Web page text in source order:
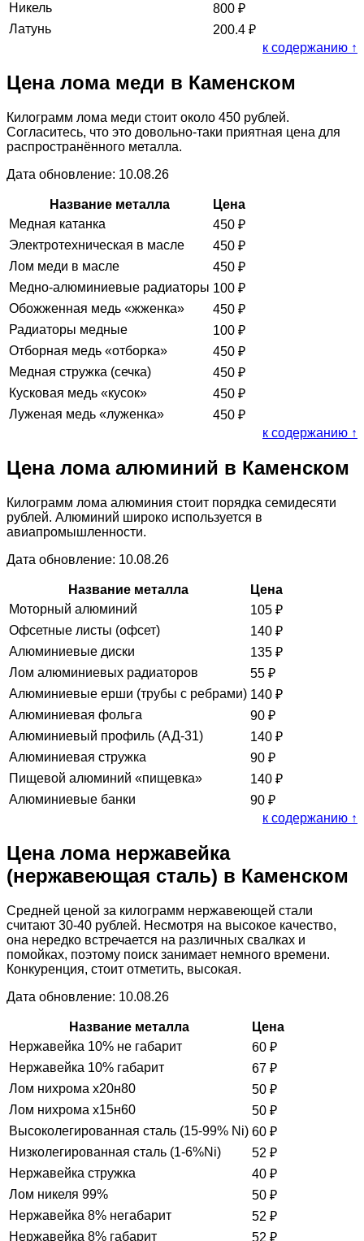
Никель
800 ₽
Латунь
200.4 ₽
к содержанию ↑
Цена лома меди в Каменском
Килограмм лома меди стоит около 450 рублей.
Согласитесь, что это довольно-таки приятная цена для
распространённого металла.
Дата обновление: 10.08.26
Название металла
Цена
Медная катанка
450 ₽
Электротехническая в масле
450 ₽
Лом меди в масле
450 ₽
Медно-алюминиевые радиаторы 100 ₽
Обожженная медь «жженка»
450 ₽
Радиаторы медные
100 ₽
Отборная медь «отборка»
450 ₽
Медная стружка (сечка)
450 ₽
Кусковая медь «кусок»
450 ₽
Луженая медь «луженка»
450 ₽
к содержанию ↑
Цена лома алюминий в Каменском
Килограмм лома алюминия стоит порядка семидесяти
рублей. Алюминий широко используется в
авиапромышленности.
Дата обновление: 10.08.26
Название металла
Цена
Моторный алюминий
105 ₽
Офсетные листы (офсет)
140 ₽
Алюминиевые диски
135 ₽
Лом алюминиевых радиаторов
55 ₽
Алюминиевые ерши (трубы с ребрами) 140 ₽
Алюминиевая фольга
90 ₽
Алюминиевый профиль (АД-31)
140 ₽
Алюминиевая стружка
90 ₽
Пищевой алюминий «пищевка»
140 ₽
Алюминиевые банки
90 ₽
к содержанию ↑
Цена лома нержавейка
(нержавеющая сталь) в Каменском
Средней ценой за килограмм нержавеющей стали
считают 30-40 рублей. Несмотря на высокое качество,
она нередко встречается на различных свалках и
помойках, поэтому поиск занимает немного времени.
Конкуренция, стоит отметить, высокая.
Дата обновление: 10.08.26
Название металла
Цена
Нержавейка 10% не габарит
60 ₽
Нержавейка 10% габарит
67 ₽
Лом нихрома х20н80
50 ₽
Лом нихрома х15н60
50 ₽
Высоколегированная сталь (15-99% Ni) 60 ₽
Низколегированная сталь (1-6%Ni)
52 ₽
Нержавейка стружка
40 ₽
Лом никеля 99%
50 ₽
Нержавейка 8% негабарит
52 ₽
Нержавейка 8% габарит
52 ₽